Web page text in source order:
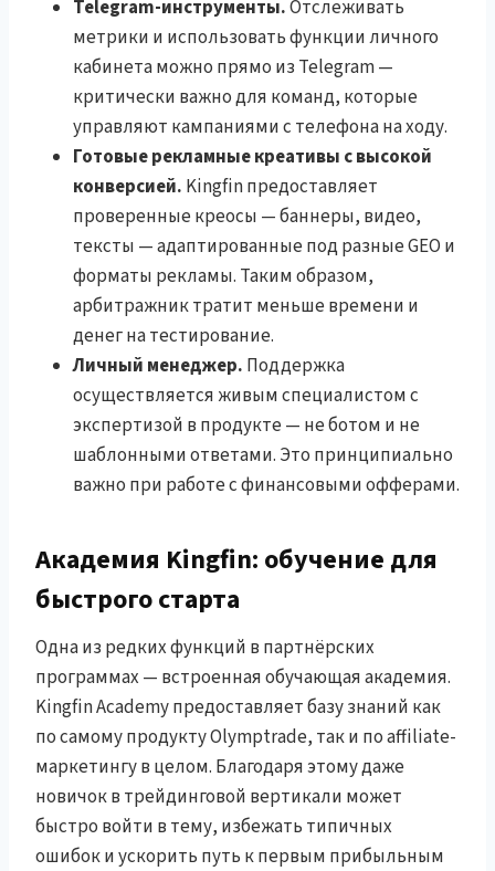
Telegram-инструменты.Отслеживать
метрики и использовать функции личного
кабинета можно прямо из Telegram —
критически важно для команд, которые
управляют кампаниями с телефона на ходу.
Готовые рекламные креативы с высокой
конверсией. Kingfin предоставляет
проверенные креосы — баннеры, видео,
тексты — адаптированные под разные GEO и
форматы рекламы. Таким образом,
арбитражник тратит меньше времени и
денег на тестирование.
Личный менеджер. Поддержка
осуществляется живым специалистом с
экспертизой в продукте — не ботом и не
шаблонными ответами. Это принципиально
важно при работе с финансовыми офферами.
Академия Kingfin: обучение для
быстрого старта
Одна из редких функций в партнёрских
программах — встроенная обучающая академия.
Kingfin Academy предоставляет базу знаний как
по самому продукту Olymptrade, так и по affiliate-
маркетингу в целом. Благодаря этому даже
новичок в трейдинговой вертикали может
быстро войти в тему, избежать типичных
ошибок и ускорить путь к первым прибыльным